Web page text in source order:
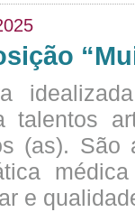
talentos
(as). São
e